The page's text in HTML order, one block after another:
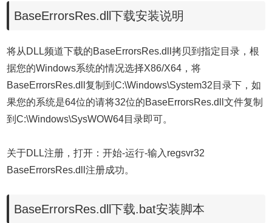
BaseErrorsRes.dll下载安装说明
将从DLL频道下载的BaseErrorsRes.dll拷贝到指定目录，根
据您的Windows系统的情况选择X86/X64，将
BaseErrorsRes.dll复制到C:\Windows\System32目录下，如
果您的系统是64位的请将32位的BaseErrorsRes.dll文件复制
到C:\Windows\SysWOW64目录即可。
关于DLL注册，打开：开始-运行-输入regsvr32
BaseErrorsRes.dll注册成功。
BaseErrorsRes.dll下载.bat安装脚本